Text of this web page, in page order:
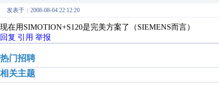
发表于：2008-08-04 22:12:20
现在用SIMOTION+S120是完美方案了（SIEMENS而言）
回复 引用 举报
热门招聘
相关主题